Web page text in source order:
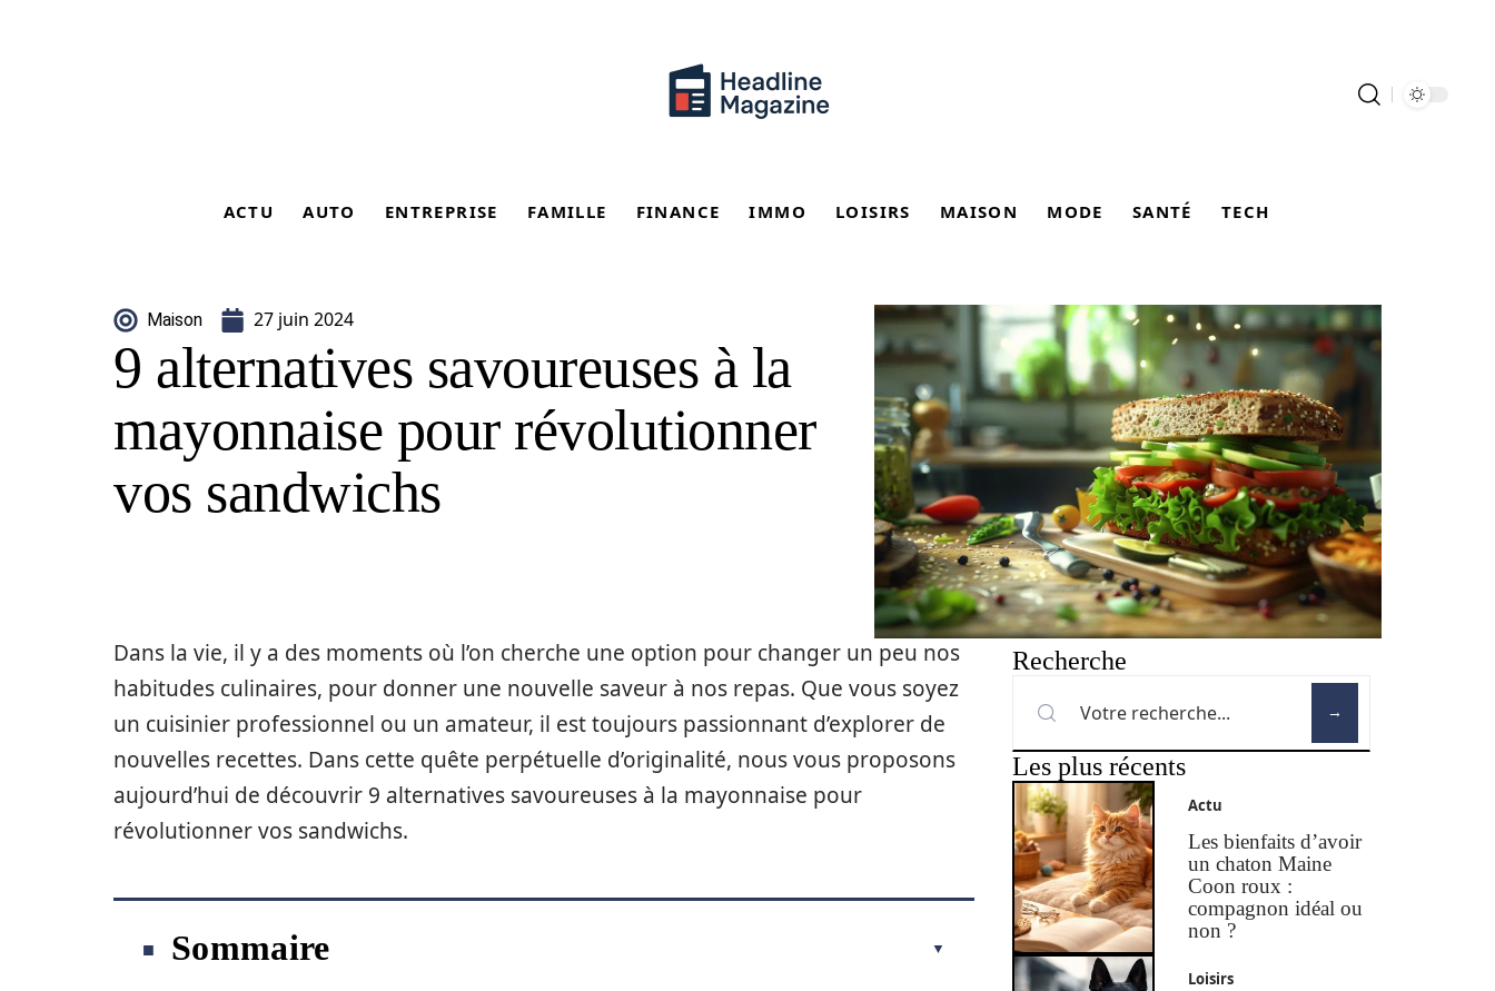
ACTU AUTO ENTREPRISE FAMILLE FINANCE IMMO LOISIRS MAISON MODE SANTÉ TECH
Maison 27 juin 2024
9 alternatives savoureuses à la
mayonnaise pour révolutionner
vos sandwichs
Dans la vie, il y a des moments où l’on cherche une option pour changer un peu nos
habitudes culinaires, pour donner une nouvelle saveur à nos repas. Que vous soyez
un cuisinier professionnel ou un amateur, il est toujours passionnant d’explorer de
nouvelles recettes. Dans cette quête perpétuelle d’originalité, nous vous proposons
aujourd’hui de découvrir 9 alternatives savoureuses à la mayonnaise pour
révolutionner vos sandwichs.
Sommaire
Recherche
Les plus récents
Actu
Les bienfaits d’avoir
un chaton Maine
Coon roux :
compagnon idéal ou
non ?
Loisirs